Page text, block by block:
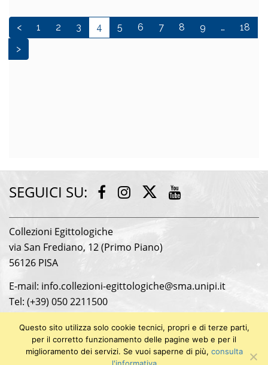
< 1 2 3 4 5 6 7 8 9 …
18
>
SEGUICI SU: Facebook
Instagram
Twitter
Collezioni Egittologiche
via San Frediano, 12 (Primo Piano)
56126 PISA
E-mail: info.collezioni-egittologiche@sma.unipi.it
Tel: (+39) 050 2211500
Università di Pisa
P.I. 00286820501
Questo sito utilizza solo cookie tecnici, propri e di terze parti,
per il corretto funzionamento delle pagine web e per il
miglioramento dei servizi. Se vuoi saperne di più, consulta